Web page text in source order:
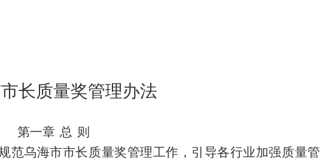
长质量奖管理办法
第一章 总 则
规范乌海市市长质量奖管理工作，引导各行业加强质量管